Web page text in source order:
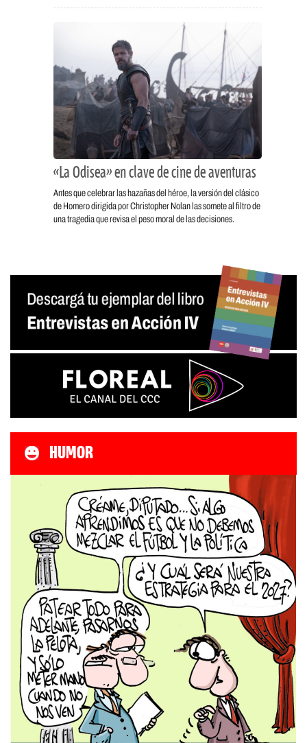
«La Odisea» en clave de cine de aventuras
Antes que celebrar las hazañas del héroe, la versión del clásico
de Homero dirigida por Christopher Nolan las somete al filtro de
una tragedia que revisa el peso moral de las decisiones.
HUMOR